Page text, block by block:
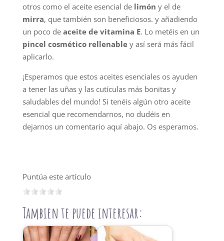
otros como el aceite esencial de limón y el de
mirra, que también son beneficiosos. y añadiendo
un poco de aceite de vitamina E. Lo metéis en un
pincel cosmético rellenabley así será más fácil
aplicarlo.
¡Esperamos que estos aceites esenciales os ayuden
a tener las uñas y las cutículas más bonitas y
saludables del mundo! Si tenéis algún otro aceite
esencial que recomendarnos, no dudéis en
dejarnos un comentario aquí abajo. Os esperamos.
Puntúa este artículo
Tambien te puede interesar: